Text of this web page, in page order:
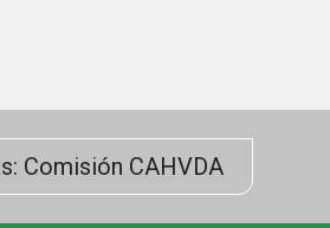
Comisión CAHVDA